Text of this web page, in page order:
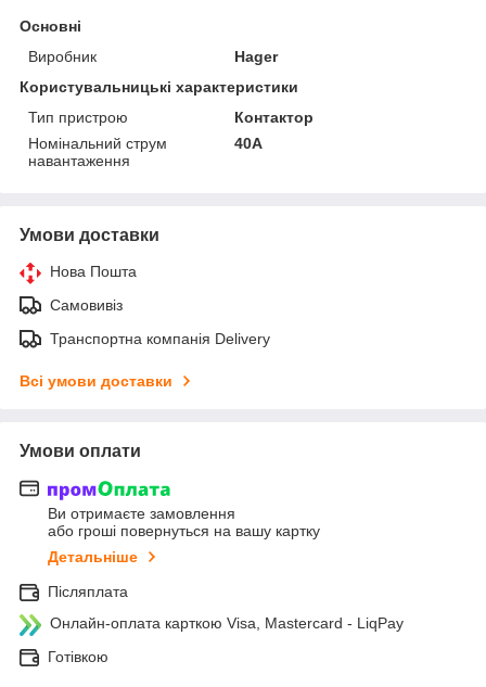
Основні
Виробник
Hager
Користувальницькі характеристики
Тип пристрою
Контактор
Номінальний струм
навантаження
40А
Умови доставки
Нова Пошта
Самовивіз
Транспортна компанія Delivery
Всі умови доставки
Умови оплати
Ви отримаєте замовлення
або гроші повернуться на вашу картку
Детальніше
Післяплата
Онлайн-оплата карткою Visa, Mastercard - LiqPay
Готівкою